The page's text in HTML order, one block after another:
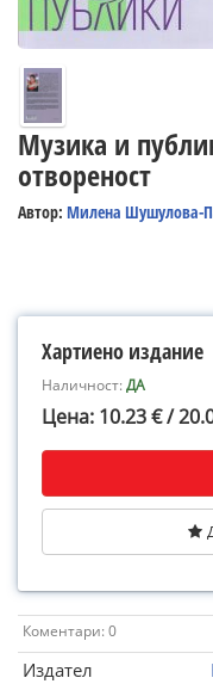
Музика и
отвореност
Автор: Милена Шушулова-
Хартиено издание
Наличност:ДА
Цена: 10.23 € /
Коментари: 0
Издател